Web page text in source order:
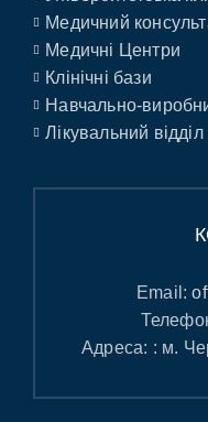
Медичний
Медичні Центри
Клінічні бази
Навчально-
Лікувальний відділ
Email:
Адреса: : м.